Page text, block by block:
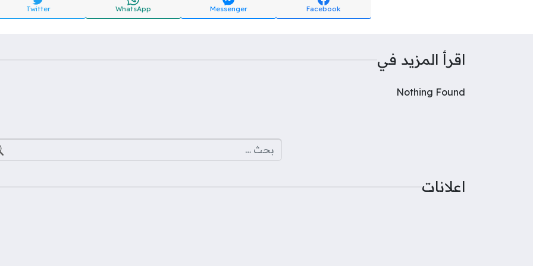
Facebook
Messenger
WhatsApp
Twitter
اقرأ المزيد في
Nothing Found
البحث عن:
اعلانات